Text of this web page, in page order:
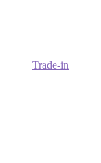
Trade-in